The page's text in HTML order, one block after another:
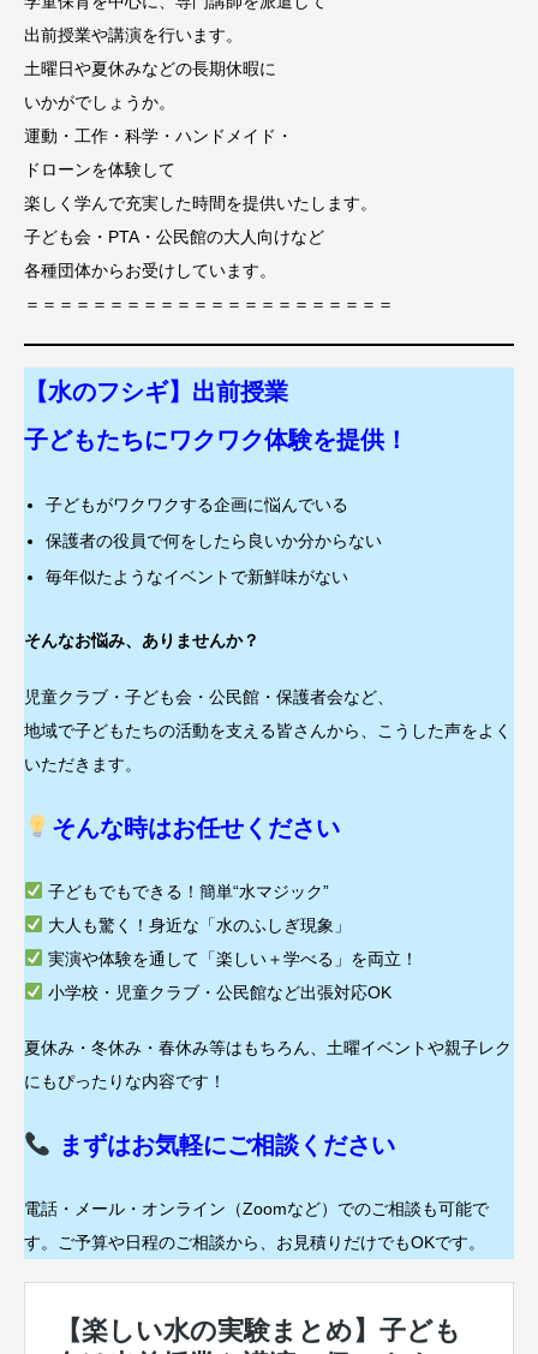
出前授業や講演を行います。
土曜日や夏休みなどの長期休暇に
いかがでしょうか。
運動・工作・科学・ハンドメイド・
ドローンを体験して
楽しく学んで充実した時間を提供いたします。
子ども会・PTA・公民館の大人向けなど
各種団体からお受けしています。
＝＝＝＝＝＝＝＝＝＝＝＝＝＝＝＝＝＝＝＝＝＝
【水のフシギ】出前授業
子どもたちにワクワク体験を提供！
子どもがワクワクする企画に悩んでいる
保護者の役員で何をしたら良いか分からない
毎年似たようなイベントで新鮮味がない
そんなお悩み、ありませんか？
児童クラブ・子ども会・公民館・保護者会など、
地域で子どもたちの活動を支える皆さんから、こうした声をよく
いただきます。
そんな時はお任せください
子どもでもできる！簡単“水マジック”
大人も驚く！身近な「水のふしぎ現象」
実演や体験を通して「楽しい＋学べる」を両立！
小学校・児童クラブ・公民館など出張対応OK
夏休み・冬休み・春休み等はもちろん、土曜イベントや親子レク
にもぴったりな内容です！
まずはお気軽にご相談ください
電話・メール・オンライン（Zoomなど）でのご相談も可能で
す。ご予算や日程のご相談から、お見積りだけでもOKです。